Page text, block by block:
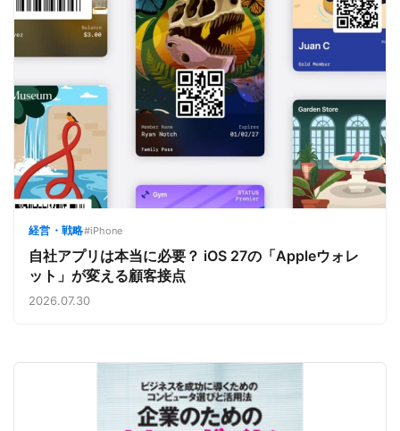
経営・戦略#iPhone
自社アプリは本当に必要？ iOS 27の「Appleウォレ
ット」が変える顧客接点
2026.07.30